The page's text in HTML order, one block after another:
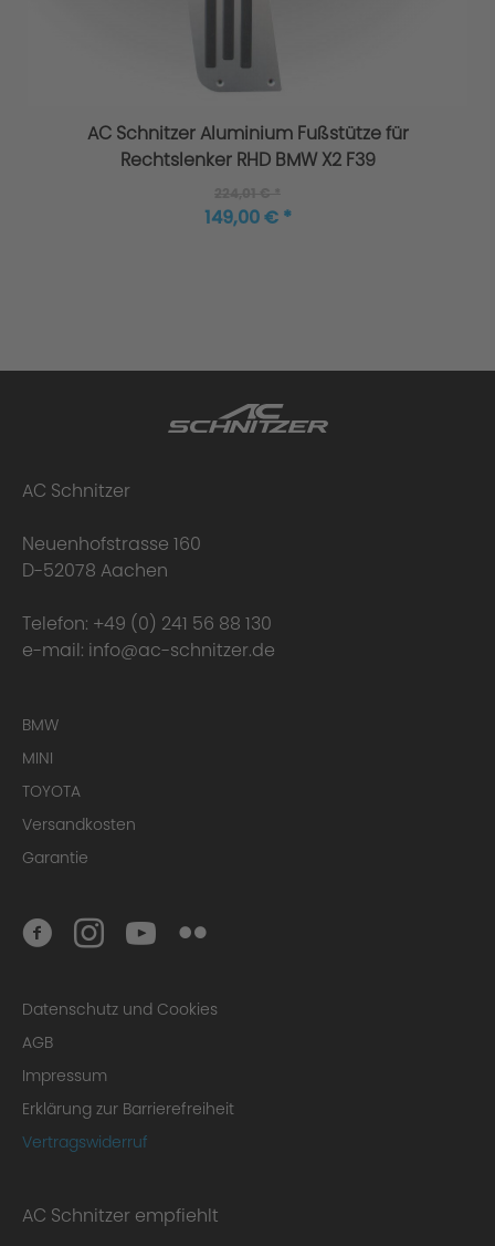
AC Schnitzer Aluminium Fußstütze für
Rechtslenker RHD BMW X2 F39
149,00 € *
AC Schnitzer
Neuenhofstrasse 160
D-52078 Aachen
Telefon: +49 (0) 241 56 88 130
e-mail: info@ac-schnitzer.de
BMW
MINI
TOYOTA
Versandkosten
Garantie
Datenschutz und Cookies
AGB
Impressum
Erklärung zur Barrierefreiheit
Vertragswiderruf
AC Schnitzer empfiehlt